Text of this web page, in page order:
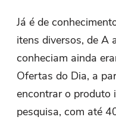
Já é de
itens diversos, de A
conheciam ainda
Ofertas do Dia, a
encontrar o produto
pesquisa, com até